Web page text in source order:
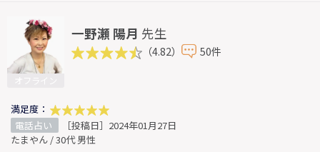
一野瀬 陽月 先生
（4.82） 50件
満足度：
電話占い
［投稿日］2024年01月27日
たまやん / 30代 男性